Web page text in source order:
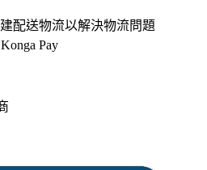
配送物流以解決物流問題
Konga Pay